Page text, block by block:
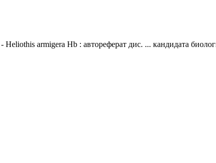
armigera Hb : автореферат дис. ... кандидата